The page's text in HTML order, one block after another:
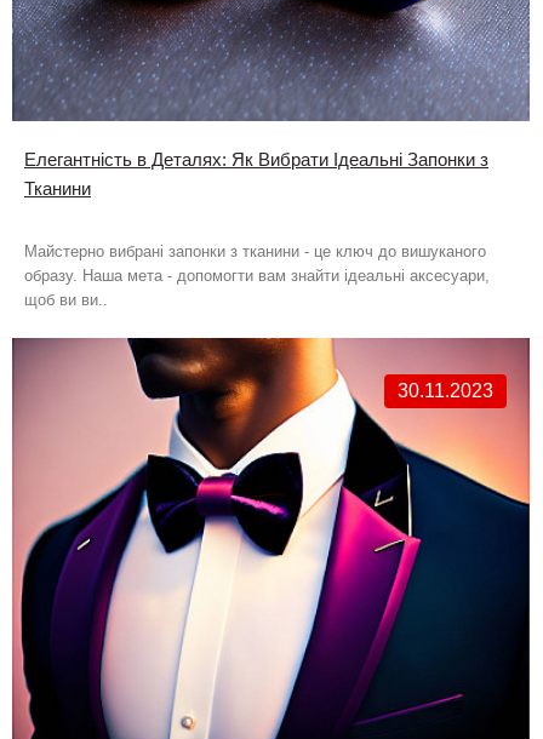
Елегантність в Деталях: Як Вибрати Ідеальні Запонки з
Тканини
Майстерно вибрані запонки з тканини - це ключ до вишуканого
образу. Наша мета - допомогти вам знайти ідеальні аксесуари,
щоб ви ви..
30.11.2023